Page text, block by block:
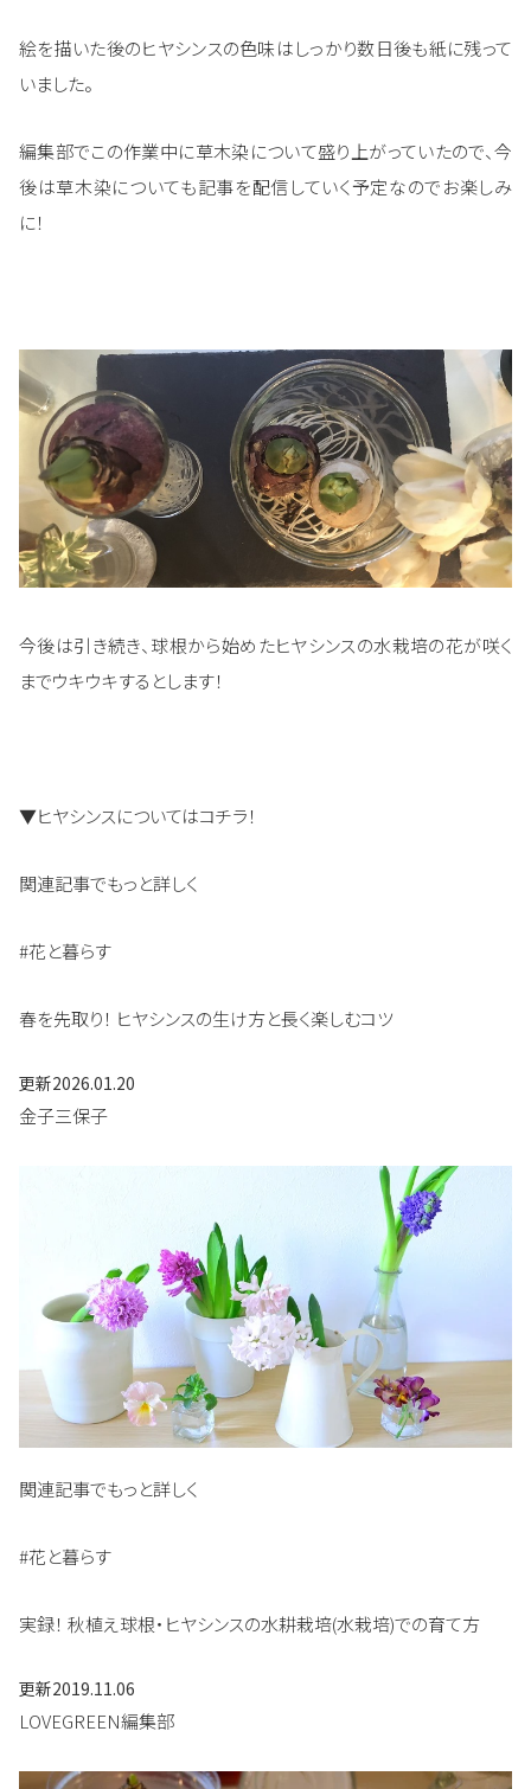
絵を描いた後のヒヤシンスの色味はしっかり数日後も紙に残って
いました。
編集部でこの作業中に草木染について盛り上がっていたので、今
後は草木染についても記事を配信していく予定なのでお楽しみ
に！
今後は引き続き、球根から始めたヒヤシンスの水栽培の花が咲く
までウキウキするとします！
▼ヒヤシンスについてはコチラ！
関連記事でもっと詳しく
#花と暮らす
春を先取り！ ヒヤシンスの生け方と長く楽しむコツ
更新2026.01.20
金子三保子
関連記事でもっと詳しく
#花と暮らす
実録！ 秋植え球根・ヒヤシンスの水耕栽培(水栽培)での育て方
更新2019.11.06
LOVEGREEN編集部